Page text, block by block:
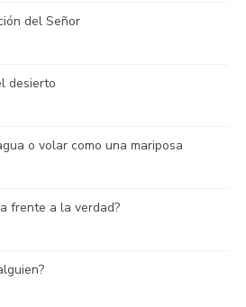
del Señor
desierto
o volar como una mariposa
frente a la verdad?